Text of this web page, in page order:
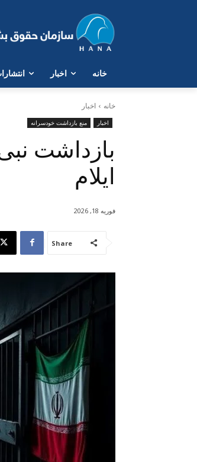
خانە اخبار
خانه اخبار
اخبار منع بازداشت خودسرانه
بازداشت
ایلام
فوریه 18, 2026
Share